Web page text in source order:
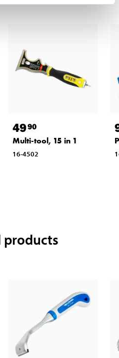
4990
Multi-tool, 15 in 1
16-4502
products